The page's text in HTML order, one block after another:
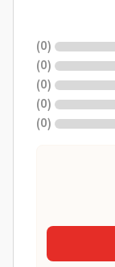
(
0
)
(
0
)
(
0
)
(
0
)
(
0
)